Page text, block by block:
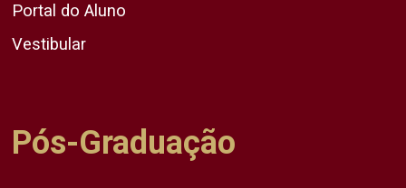
Portal do Aluno
Vestibular
Pós-Graduação